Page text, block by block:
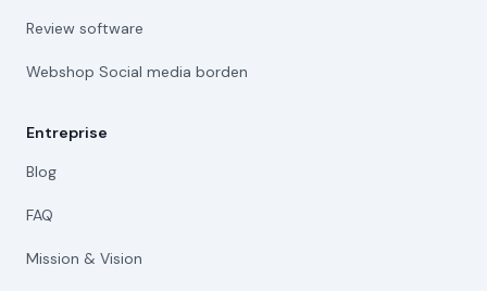
Review software
Webshop Social media borden
Entreprise
Blog
FAQ
Mission & Vision